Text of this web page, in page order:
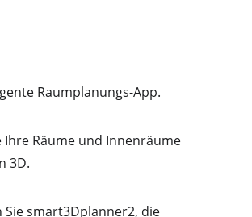
Raumplanungs-App.
Ihre Räume und Innenräume
3D.
Sie smart3Dplanner2, die